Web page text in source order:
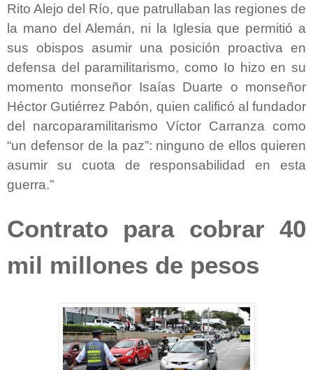
Rito Alejo del Río, que patrullaban las regiones de
la mano del Alemán, ni la Iglesia que permitió a
sus obispos asumir una posición proactiva en
defensa del paramilitarismo, como Io hizo en su
momento monseñor Isaías Duarte o monseñor
Héctor Gutiérrez Pabón, quien calificó al fundador
del narcoparamilitarismo Víctor Carranza como
“un defensor de la paz”: ninguno de ellos quieren
asumir su cuota de responsabilidad en esta
guerra.”
Contrato para cobrar 40
mil millones de pesos